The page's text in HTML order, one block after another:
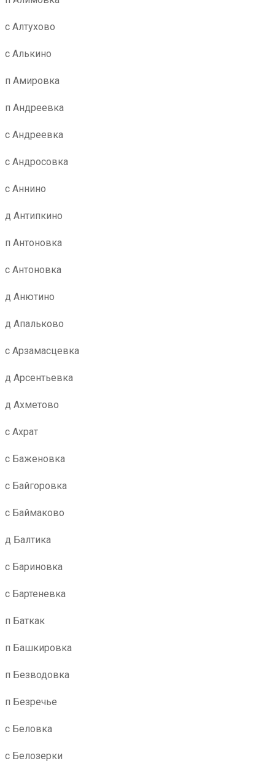
с Алтухово
с Алькино
п Амировка
п Андреевка
с Андреевка
с Андросовка
с Аннино
д Антипкино
п Антоновка
с Антоновка
д Анютино
д Апальково
с Арзамасцевка
д Арсентьевка
д Ахметово
с Ахрат
с Баженовка
с Байгоровка
с Баймаково
д Балтика
с Бариновка
с Бартеневка
п Баткак
п Башкировка
п Безводовка
п Безречье
с Беловка
с Белозерки